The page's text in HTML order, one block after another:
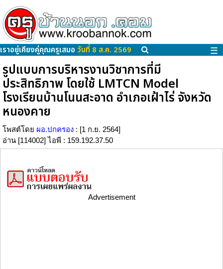
เราอยู่เคียงคู่คุณครูเสมอ วันที่ 8 ส.ค. 2569 ☰
รูปแบบการบริหารงานวิชาการที่มี
ประสิทธิภาพ โดยใช้ LMTCN Model
โรงเรียนบ้านโนนสะอาด อำเภอเฝ้าไร่ จังหวัด
หนองคาย
โพสต์โดย ผอ.ปกครอง : [1 ก.ย. 2564]
อ่าน [114002] ไอพี : 159.192.37.50
Advertisement